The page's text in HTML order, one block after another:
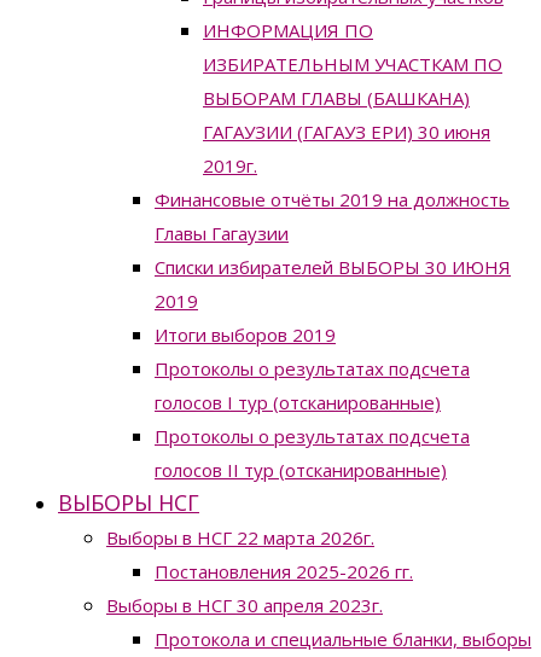
ИНФОРМАЦИЯ ПО
ИЗБИРАТЕЛЬНЫМ УЧАСТКАМ ПО
ВЫБОРАМ ГЛАВЫ (БАШКАНА)
ГАГАУЗИИ (ГАГАУЗ ЕРИ) 30 июня
2019г.
Финансовые отчёты 2019 на должность
Главы Гагаузии
Списки избирателей ВЫБОРЫ 30 ИЮНЯ
2019
Итоги выборов 2019
Протоколы о результатах подсчета
голосов I тур (отсканированные)
Протоколы о результатах подсчета
голосов II тур (отсканированные)
ВЫБОРЫ НСГ
Выборы в НСГ 22 марта 2026г.
Постановления 2025-2026 гг.
Выборы в НСГ 30 апреля 2023г.
Протокола и специальные бланки, выборы